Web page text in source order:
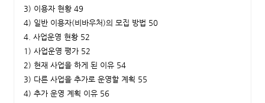
3) 이용자 현황 49
4) 일반 이용자(비바우처)의 모집 방법 50
4. 사업운영 현황 52
1) 사업운영 평가 52
2) 현재 사업을 하게 된 이유 54
3) 다른 사업을 추가로 운영할 계획 55
4) 추가 운영 계획 이유 56